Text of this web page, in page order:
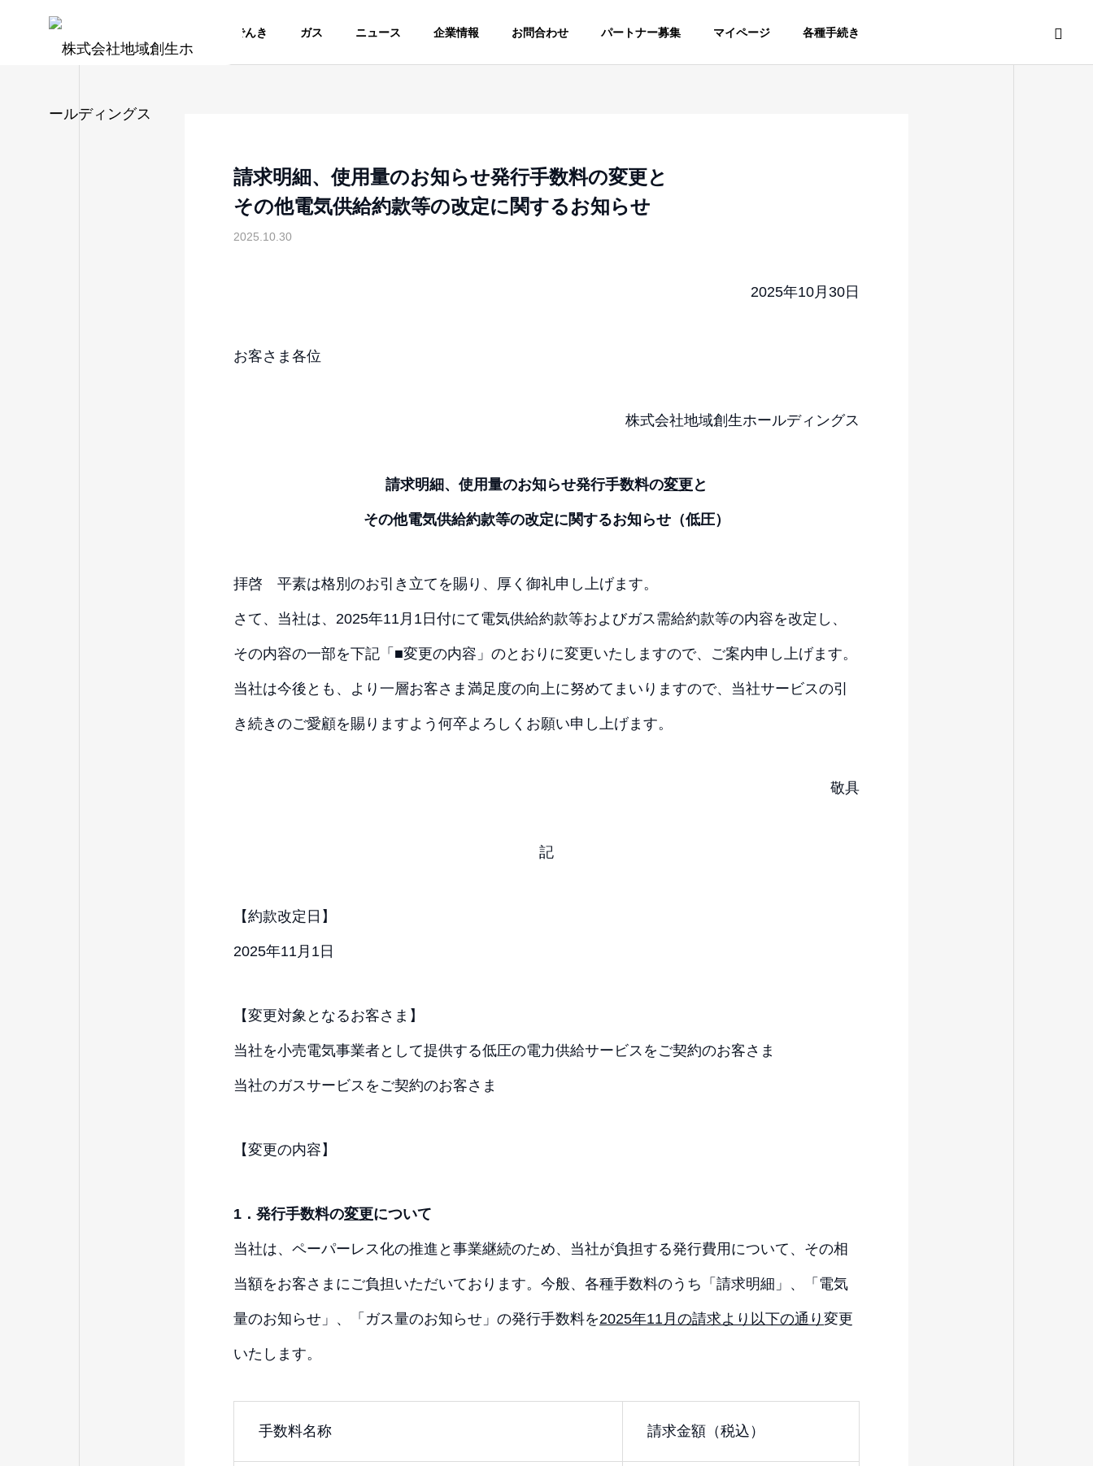
でんき ガス ニュース 企業情報 お問合わせ パートナー募集 マイページ 各種手続き
請求明細、使用量のお知らせ発行手数料の変更と
その他電気供給約款等の改定に関するお知らせ
2025.10.30
2025年10月30日
お客さま各位
株式会社地域創生ホールディングス
請求明細、使用量のお知らせ発行手数料の変更と
その他電気供給約款等の改定に関するお知らせ（低圧）
拝啓 平素は格別のお引き⽴てを賜り、厚く御礼申し上げます。
さて、当社は、2025年11月1日付にて電気供給約款等およびガス需給約款等の内容を改定し、
その内容の一部を下記「■変更の内容」のとおりに変更いたしますので、ご案内申し上げます。
当社は今後とも、より一層お客さま満足度の向上に努めてまいりますので、当社サービスの引
き続きのご愛顧を賜りますよう何卒よろしくお願い申し上げます。
敬具
記
【約款改定日】
2025年11月1日
【変更対象となるお客さま】
当社を小売電気事業者として提供する低圧の電力供給サービスをご契約のお客さま
当社のガスサービスをご契約のお客さま
【変更の内容】
1 ． 発行手数料の変更について
当社は、ペーパーレス化の推進と事業継続のため、当社が負担する発行費用について、その相
当額をお客さまにご負担いただいております。今般、各種手数料のうち「請求明細」、「電気
量のお知らせ」、「ガス量のお知らせ」の発行手数料を2025年11月の請求より以下の通り 変更
いたします。
手数料名称 請求金額（税込）